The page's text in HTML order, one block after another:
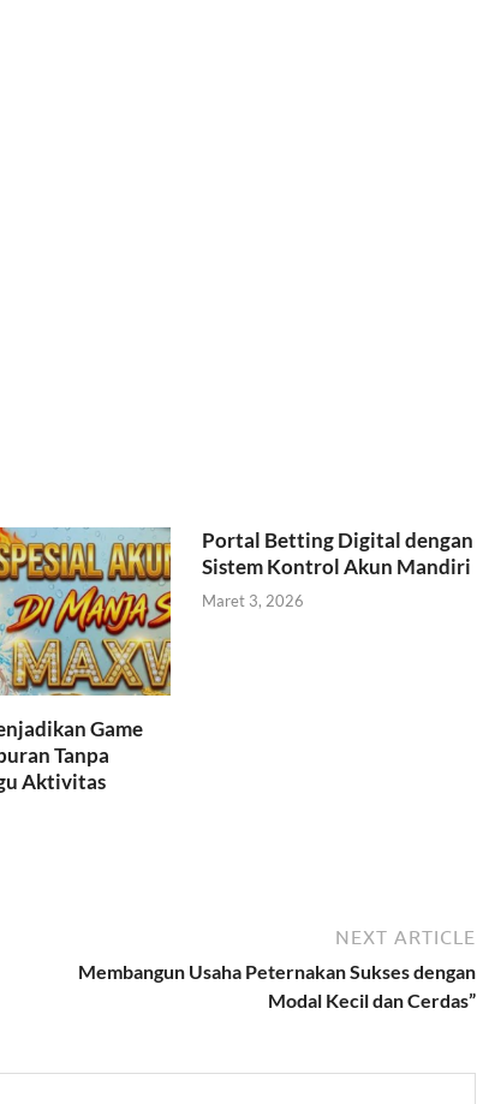
Game
Tanpa
Aktivitas
Portal Betting Digital dengan
Sistem Kontrol Akun Mandiri
Maret 3, 2026
NEXT ARTICLE
Membangun Usaha Peternakan Sukses dengan
Modal Kecil dan Cerdas”